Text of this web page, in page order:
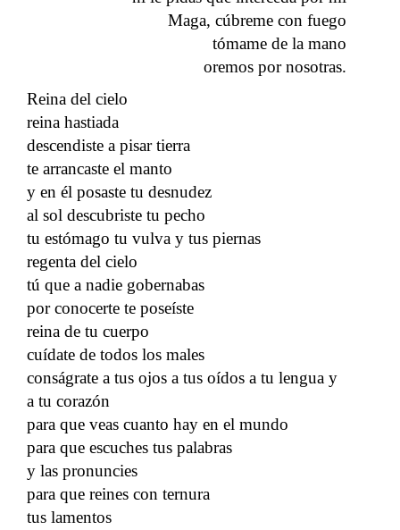
Maga, cúbreme con fuego
tómame de la mano
oremos por nosotras.
Reina del cielo
reina hastiada
descendiste a pisar tierra
te arrancaste el manto
y en él posaste tu desnudez
al sol descubriste tu pecho
tu estómago tu vulva y tus piernas
regenta del cielo
tú que a nadie gobernabas
por conocerte te poseíste
reina de tu cuerpo
cuídate de todos los males
conságrate a tus ojos a tus oídos a tu lengua y
a tu corazón
para que veas cuanto hay en el mundo
para que escuches tus palabras
y las pronuncies
para que reines con ternura
tus lamentos